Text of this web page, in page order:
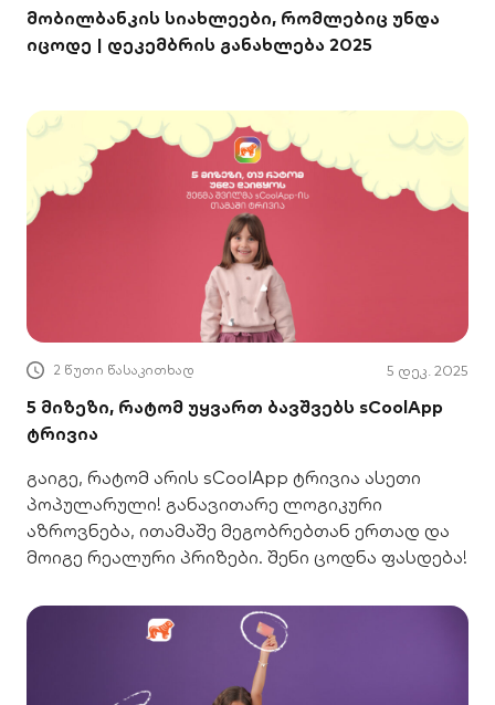
მობილბანკის სიახლეები, რომლებიც უნდა
იცოდე | დეკემბრის განახლება 2025
2 წუთი წასაკითხად 5 დეკ. 2025
5 მიზეზი, რატომ უყვართ ბავშვებს sCoolApp
ტრივია
გაიგე, რატომ არის sCoolApp ტრივია ასეთი
პოპულარული! განავითარე ლოგიკური
აზროვნება, ითამაშე მეგობრებთან ერთად და
მოიგე რეალური პრიზები. შენი ცოდნა ფასდება!